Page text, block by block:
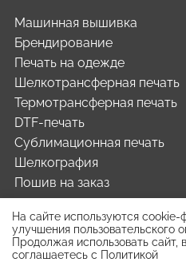
Машинная вышивка
Брендирование
Печать на одежде
Шелкотрансферная печать
Термотрансферная печать
DTF-печать
Сублимационная печать
Шелкография
Пошив на заказ
Политика в отношении
Разработка и
На сайте используются cookie-
улучшения пользовательского
Продолжая использовать сайт,
соглашаетесь с Политикой